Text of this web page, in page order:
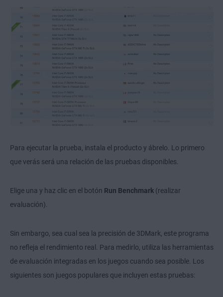
Para ejecutar la prueba, instala el producto y ábrelo. Lo primero
que verás será una relación de las pruebas disponibles.
Elige una y haz clic en el botón Run Benchmark (realizar
evaluación).
Sin embargo, sea cual sea la precisión de 3DMark, este programa
no refleja el rendimiento real. Para medirlo, utiliza las herramientas
de evaluación integradas en los juegos cuando sea posible. Los
siguientes son juegos populares que incluyen estas pruebas: